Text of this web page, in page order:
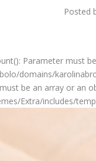
Posted
Parameter must
domains/
be an array or an
Extra/includes/